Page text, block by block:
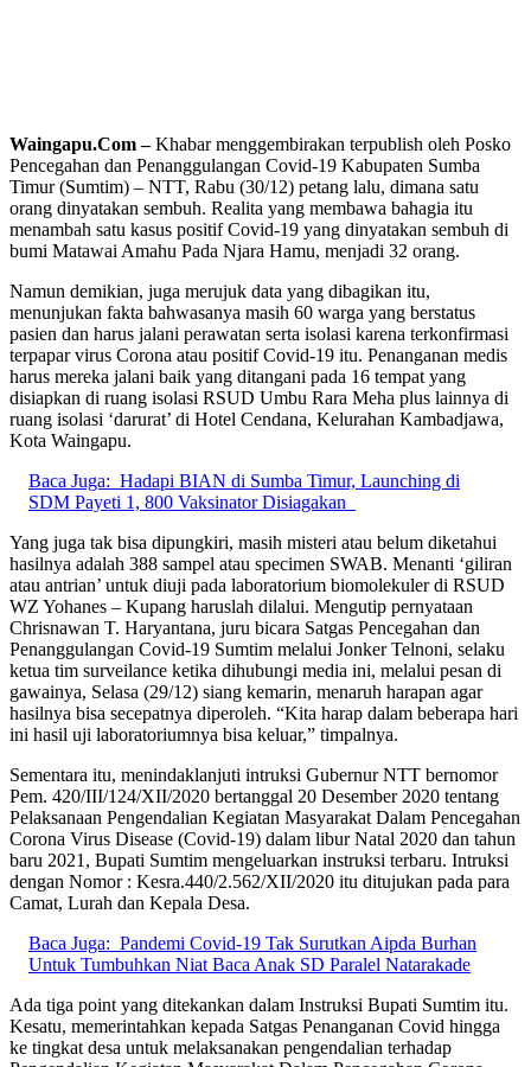
Waingapu.Com –Khabar menggembirakan terpublish oleh Posko
Pencegahan dan Penanggulangan Covid-19 Kabupaten Sumba
Timur (Sumtim) – NTT, Rabu (30/12) petang lalu, dimana satu
orang dinyatakan sembuh. Realita yang membawa bahagia itu
menambah satu kasus positif Covid-19 yang dinyatakan sembuh di
bumi Matawai Amahu Pada Njara Hamu, menjadi 32 orang.
Namun demikian, juga merujuk data yang dibagikan itu,
menunjukan fakta bahwasanya masih 60 warga yang berstatus
pasien dan harus jalani perawatan serta isolasi karena terkonfirmasi
terpapar virus Corona atau positif Covid-19 itu. Penanganan medis
harus mereka jalani baik yang ditangani pada 16 tempat yang
disiapkan di ruang isolasi RSUD Umbu Rara Meha plus lainnya di
ruang isolasi ‘darurat’ di Hotel Cendana, Kelurahan Kambadjawa,
Kota Waingapu.
Baca Juga: Hadapi BIAN di Sumba Timur, Launching di
SDM Payeti 1, 800 Vaksinator Disiagakan
Yang juga tak bisa dipungkiri, masih misteri atau belum diketahui
hasilnya adalah 388 sampel atau specimen SWAB. Menanti ‘giliran
atau antrian’ untuk diuji pada laboratorium biomolekuler di RSUD
WZ Yohanes – Kupang haruslah dilalui. Mengutip pernyataan
Chrisnawan T. Haryantana, juru bicara Satgas Pencegahan dan
Penanggulangan Covid-19 Sumtim melalui Jonker Telnoni, selaku
ketua tim surveilance ketika dihubungi media ini, melalui pesan di
gawainya, Selasa (29/12) siang kemarin, menaruh harapan agar
hasilnya bisa secepatnya diperoleh. “Kita harap dalam beberapa hari
ini hasil uji laboratoriumnya bisa keluar,” timpalnya.
Sementara itu, menindaklanjuti intruksi Gubernur NTT bernomor
Pem. 420/III/124/XII/2020 bertanggal 20 Desember 2020 tentang
Pelaksanaan Pengendalian Kegiatan Masyarakat Dalam Pencegahan
Corona Virus Disease (Covid-19) dalam libur Natal 2020 dan tahun
baru 2021, Bupati Sumtim mengeluarkan instruksi terbaru. Intruksi
dengan Nomor : Kesra.440/2.562/XII/2020 itu ditujukan pada para
Camat, Lurah dan Kepala Desa.
Baca Juga: Pandemi Covid-19 Tak Surutkan Aipda Burhan
Untuk Tumbuhkan Niat Baca Anak SD Paralel Natarakade
Ada tiga point yang ditekankan dalam Instruksi Bupati Sumtim itu.
Kesatu, memerintahkan kepada Satgas Penanganan Covid hingga
ke tingkat desa untuk melaksanakan pengendalian terhadap